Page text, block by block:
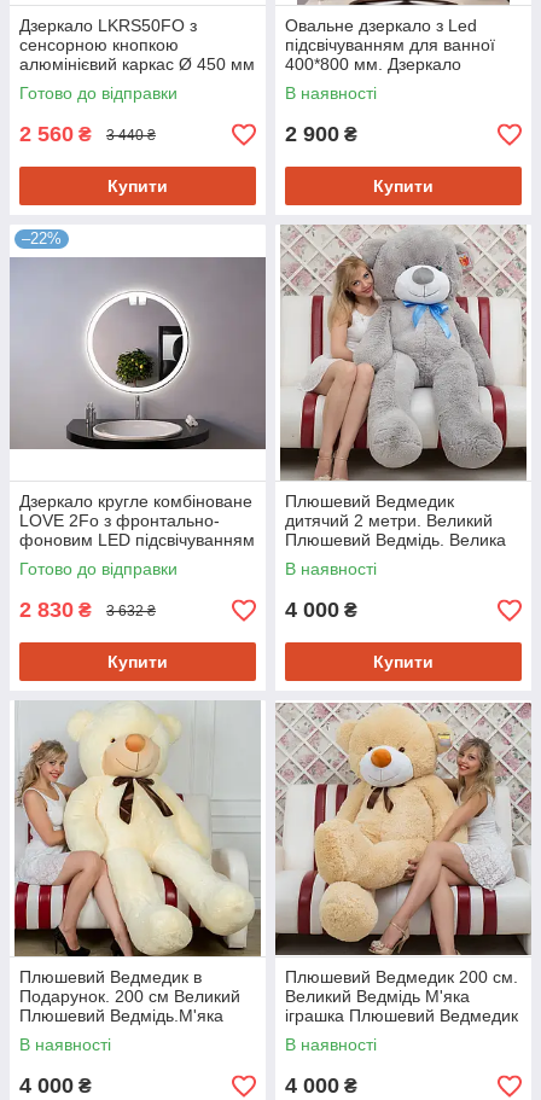
Дзеркало LKRS50FO з
сенсорною кнопкою
алюмінієвий каркас Ø 450 мм
(10102345)
Готово до відправки
2 560 ₴ 3 440 ₴
Купити
Овальне дзеркало з Led
підсвічуванням для ванної
400*800 мм. Дзеркало
ширяюче зі світлодіодним
Лед підсвічуванням
В наявності
2 900 ₴
Купити
–22%
Дзеркало кругле комбіноване
LOVE 2Fo з фронтально-
фоновим LED підсвічуванням
500 мм (203050)
Готово до відправки
2 830 ₴ 3 632 ₴
Купити
Плюшевий Ведмедик
дитячий 2 метри. Великий
Плюшевий Ведмідь. Велика
М'яка іграшка Ведмедик 200
см.
В наявності
4 000 ₴
Купити
Плюшевий Ведмедик в
Подарунок. 200 см Великий
Плюшевий Ведмідь.М'яка
іграшка Плюшевий Ведмедик
2 метри
В наявності
4 000 ₴
Плюшевий Ведмедик 200 см.
Великий Ведмідь М'яка
іграшка Плюшевий Ведмедик
2 метри
В наявності
4 000 ₴